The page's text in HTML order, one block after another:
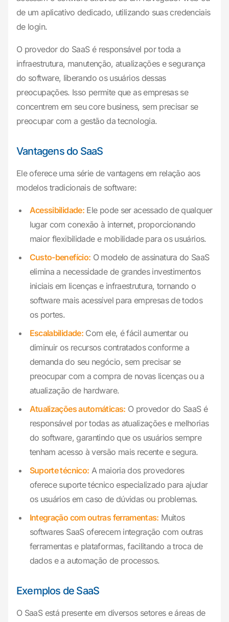
de um aplicativo dedicado, utilizando suas credenciais
de login.
O provedor do SaaS é responsável por toda a
infraestrutura, manutenção, atualizações e segurança
do software, liberando os usuários dessas
preocupações. Isso permite que as empresas se
concentrem em seu core business, sem precisar se
preocupar com a gestão da tecnologia.
Vantagens do SaaS
Ele oferece uma série de vantagens em relação aos
modelos tradicionais de software:
Acessibilidade: Ele pode ser acessado de qualquer
lugar com conexão à internet, proporcionando
maior flexibilidade e mobilidade para os usuários.
Custo-benefício: O modelo de assinatura do SaaS
elimina a necessidade de grandes investimentos
iniciais em licenças e infraestrutura, tornando o
software mais acessível para empresas de todos
os portes.
Escalabilidade: Com ele, é fácil aumentar ou
diminuir os recursos contratados conforme a
demanda do seu negócio, sem precisar se
preocupar com a compra de novas licenças ou a
atualização de hardware.
Atualizações automáticas: O provedor do SaaS é
responsável por todas as atualizações e melhorias
do software, garantindo que os usuários sempre
tenham acesso à versão mais recente e segura.
Suporte técnico: A maioria dos provedores
oferece suporte técnico especializado para ajudar
os usuários em caso de dúvidas ou problemas.
Integração com outras ferramentas: Muitos
softwares SaaS oferecem integração com outras
ferramentas e plataformas, facilitando a troca de
dados e a automação de processos.
Exemplos de SaaS
O SaaS está presente em diversos setores e áreas de